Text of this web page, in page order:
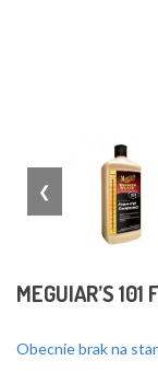
❮
MEGUIAR’S
Obecnie brak na